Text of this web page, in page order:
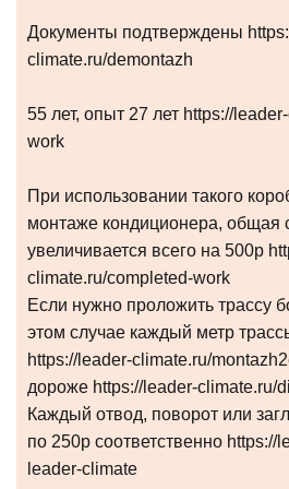
Документы подтверждены
climate.ru/demontazh
55 лет, опыт 27 лет https://
work
При использовании такого
монтаже кондиционера, общая
увеличивается всего на 500р
climate.ru/completed-work
Если нужно проложить трассу
этом случае каждый метр
https://leader-climate.ru/
дороже https://leader-climate.ru/
Каждый отвод, поворот или
по 250р соответственно https://
leader-climate